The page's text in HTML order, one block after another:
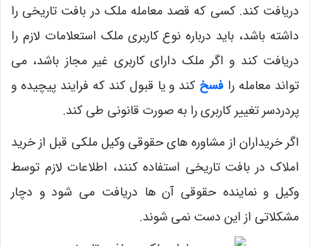
دریافت کند. کسی که قصد معامله ملک در بافت تاریخی را
داشته باشد، باید درباره نوع کاربری ملک استعلامات لازم را
دریافت کند و اگر ملک دارای کاربری غیر مجاز باشد، می
‌تواند معامله را فسخ کند و یا قبول کند که فرایند پیچیده و
پردردسر تغییر کاربری را به صورت قانونی طی کند.
اگر خریداران از مشاوره‌ های حقوقی وکیل ملکی قبل از خرید
املاک در بافت تاریخی استفاده کنند، اطلاعات لازم توسط
وکیل و نماینده حقوقی آن ها دریافت می ‌شود و دچار
مشکلاتی از این دست نمی ‌شوند.